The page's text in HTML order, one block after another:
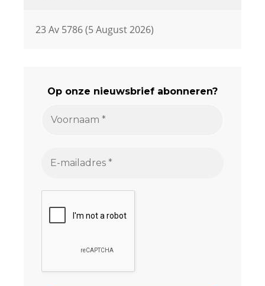
23 Av 5786 (5 August 2026)
Op onze nieuwsbrief abonneren?